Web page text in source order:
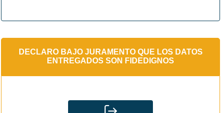
DECLARO BAJO JURAMENTO QUE LOS DATOS
ENTREGADOS SON FIDEDIGNOS